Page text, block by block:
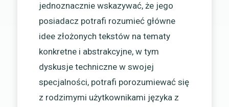
jednoznacznie wskazywać, że jego
posiadacz potrafi rozumieć główne
idee złożonych tekstów na tematy
konkretne i abstrakcyjne, w tym
dyskusje techniczne w swojej
specjalności, potrafi porozumiewać się
z rodzimymi użytkownikami języka z